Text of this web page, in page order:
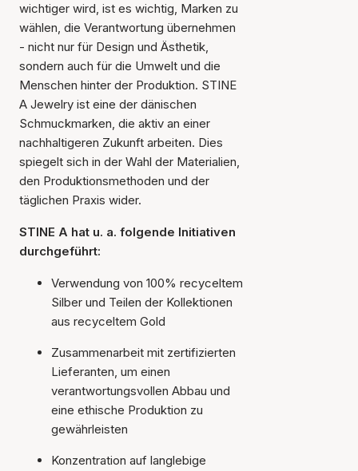
wichtiger wird, ist es wichtig, Marken zu
wählen, die Verantwortung übernehmen
- nicht nur für Design und Ästhetik,
sondern auch für die Umwelt und die
Menschen hinter der Produktion. STINE
A Jewelry ist eine der dänischen
Schmuckmarken, die aktiv an einer
nachhaltigeren Zukunft arbeiten. Dies
spiegelt sich in der Wahl der Materialien,
den Produktionsmethoden und der
täglichen Praxis wider.
STINE A hat u. a. folgende Initiativen
durchgeführt:
Verwendung von 100% recyceltem
Silber und Teilen der Kollektionen
aus recyceltem Gold
Zusammenarbeit mit zertifizierten
Lieferanten, um einen
verantwortungsvollen Abbau und
eine ethische Produktion zu
gewährleisten
Konzentration auf langlebige